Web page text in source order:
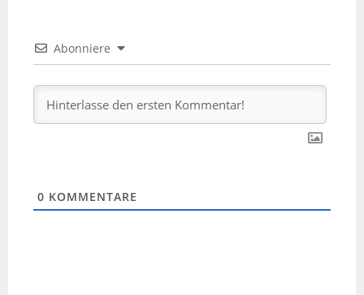
Abonniere
0 KOMMENTARE